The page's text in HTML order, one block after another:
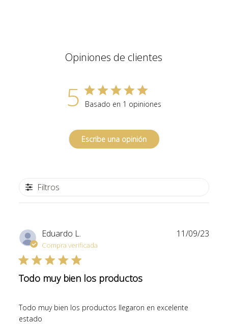
Opiniones de clientes
5 Basado en 1 opiniones
Escribe una opinión
Filtros
Eduardo L.
Compra verificada
Todo muy bien los productos
Todo muy bien los productos llegaron en excelente
estado
11/09/23